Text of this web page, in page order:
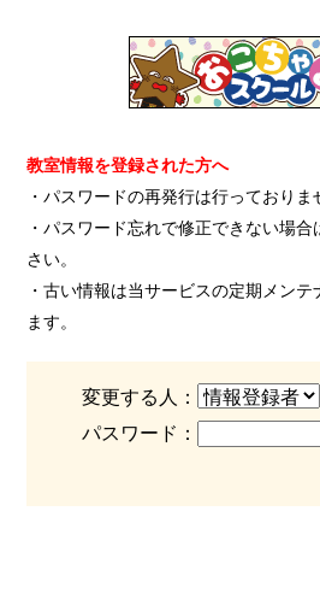
教室情報を登録された方へ
・パスワードの再発行は行っておりま
・パスワード忘れで修正できない場
さい。
・古い情報は当サービスの定期メン
ます。
変更する人：
パスワード：